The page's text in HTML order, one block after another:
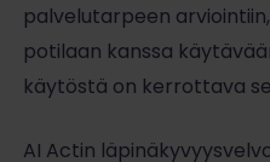
palvelutarpeen
potilaan kanssa
käytöstä on kerrottava
AI Actin